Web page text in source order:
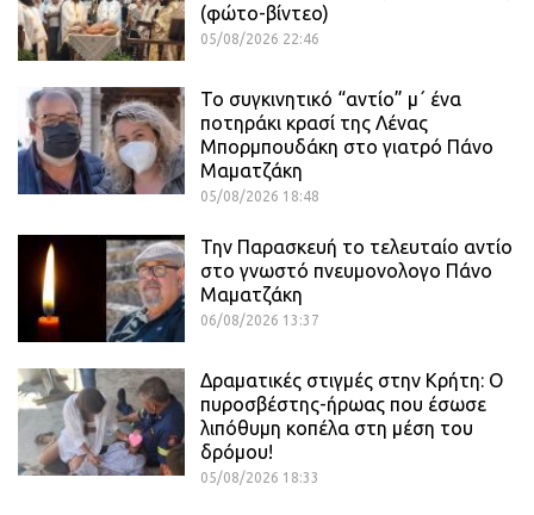
(φώτο-βίντεο)
05/08/2026 22:46
Το συγκινητικό “αντίο” μ΄ ένα
ποτηράκι κρασί της Λένας
Μπορμπουδάκη στο γιατρό Πάνο
Μαματζάκη
05/08/2026 18:48
Την Παρασκευή το τελευταίο αντίο
στο γνωστό πνευμονολογο Πάνο
Μαματζάκη
06/08/2026 13:37
Δραματικές στιγμές στην Κρήτη: Ο
πυροσβέστης-ήρωας που έσωσε
λιπόθυμη κοπέλα στη μέση του
δρόμου!
05/08/2026 18:33